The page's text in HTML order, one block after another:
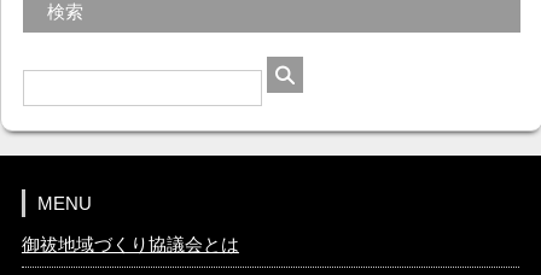
検索
MENU
御祓地域づくり協議会とは